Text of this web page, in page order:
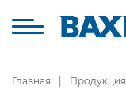
Главная Продукция